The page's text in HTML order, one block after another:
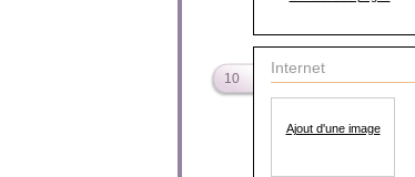
10
Internet
Ajout d'une image